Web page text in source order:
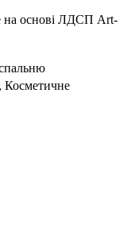
на основі ЛДСП Art-
Косметичне